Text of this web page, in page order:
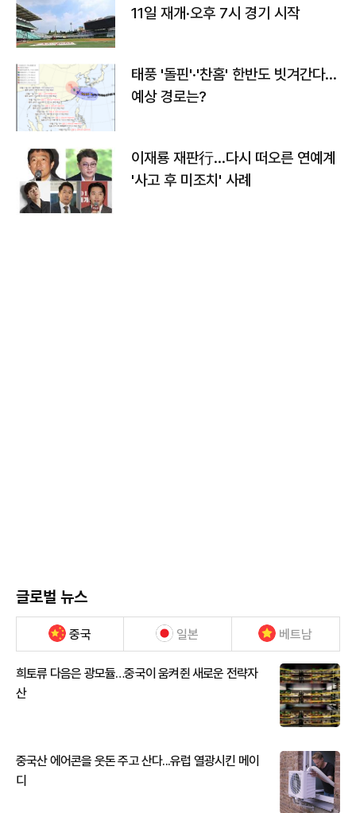
11일 재개·오후 7시 경기 시작
태풍 '돌핀'·'찬홈' 한반도 빗겨간다…
예상 경로는?
이재룡 재판行…다시 떠오른 연예계
'사고 후 미조치' 사례
글로벌 뉴스
중국 일본 베트남
희토류 다음은 광모듈…중국이 움켜쥔 새로운 전략자
산
중국산 에어콘을 웃돈 주고 산다...유럽 열광시킨 메이
디